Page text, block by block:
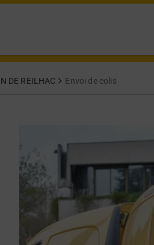
DE REILHAC Envoi de colis